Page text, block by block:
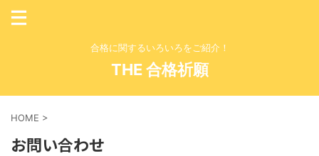
合格に関するいろいろをご紹介！
THE 合格祈願
HOME >
お問い合わせ